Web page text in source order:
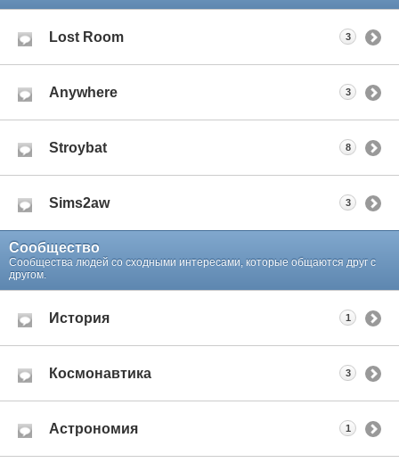
Lost Room 3
Anywhere 3
Stroybat 8
Sims2aw 3
Сообщество
Сообщества людей со сходными интересами, которые общаются друг с
другом.
История 1
Космонавтика 3
Астрономия 1